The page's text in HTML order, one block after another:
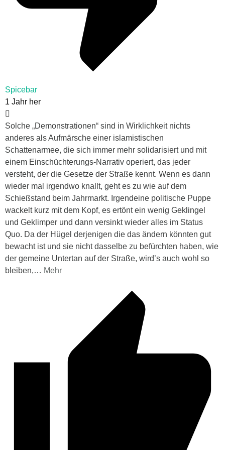
Spicebar
1 Jahr her
Solche „Demonstrationen“ sind in Wirklichkeit nichts
anderes als Aufmärsche einer islamistischen
Schattenarmee, die sich immer mehr solidarisiert und mit
einem Einschüchterungs-Narrativ operiert, das jeder
versteht, der die Gesetze der Straße kennt. Wenn es dann
wieder mal irgendwo knallt, geht es zu wie auf dem
Schießstand beim Jahrmarkt. Irgendeine politische Puppe
wackelt kurz mit dem Kopf, es ertönt ein wenig Geklingel
und Geklimper und dann versinkt wieder alles im Status
Quo. Da der Hügel derjenigen die das ändern könnten gut
bewacht ist und sie nicht dasselbe zu befürchten haben, wie
der gemeine Untertan auf der Straße, wird’s auch wohl so
bleiben,… Mehr